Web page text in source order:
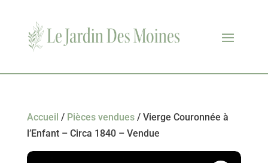
Accueil / Pièces vendues/ Vierge Couronnée à
l’Enfant – Circa 1840 – Vendue